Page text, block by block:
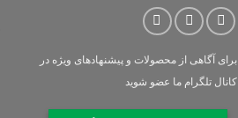
برای آگاهی از محصولات و پیشنهادهای ویژه در
کانال تلگرام ما عضو شوید